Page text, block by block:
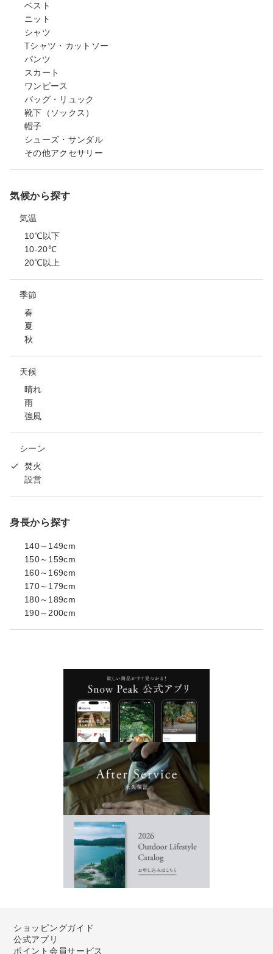
ベスト
ニット
シャツ
Tシャツ・カットソー
パンツ
スカート
ワンピース
バッグ・リュック
靴下（ソックス）
帽子
シューズ・サンダル
その他アクセサリー
気候から探す
気温
10℃以下
10-20℃
20℃以上
季節
春
夏
秋
天候
晴れ
雨
強風
シーン
焚火
設営
身長から探す
140～149cm
150～159cm
160～169cm
170～179cm
180～189cm
190～200cm
ショッピングガイド
公式アプリ
ポイント会員サービス